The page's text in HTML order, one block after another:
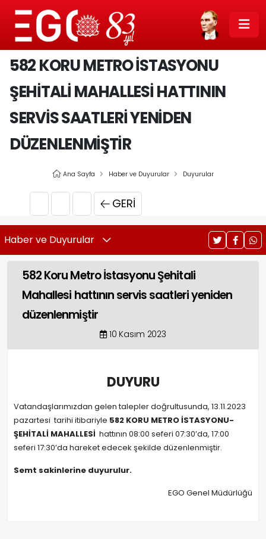
582 KORU METRO İSTASYONU
ŞEHITALI MAHALLESI HATTININ
SERVIS SAATLERI YENIDEN
DÜZENLENMIŞTIR
Ana Sayfa Haber ve Duyurular Duyurular
GERI
Haber ve Duyurular
582 Koru Metro İstasyonu Şehitali
Mahallesi hattının servis saatleri yeniden
düzenlenmiştir
10 Kasım 2023
DUYURU
Vatandaşlarımızdan gelen talepler doğrultusunda, 13.11.2023
pazartesi tarihi itibariyle 582 KORU METRO İSTASYONU-
ŞEHİTALİ MAHALLESİ hattının 08:00 seferi 07:30’da, 17:00
seferi 17:30’da hareket edecek şekilde düzenlenmiştir.
Semt sakinlerine duyurulur.
EGO Genel Müdürlüğü